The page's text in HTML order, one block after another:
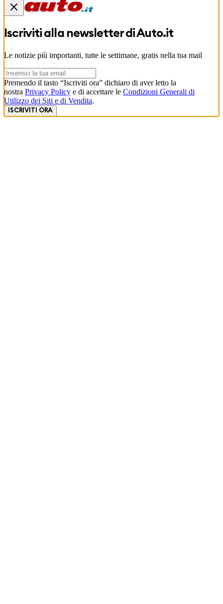
Iscriviti alla newsletter diAuto.it
Le notizie più importanti, tutte le settimane, gratis nella tua mail
Premendo il tasto “Iscriviti ora” dichiaro di aver letto la
nostra Privacy Policy e di accettare le Condizioni Generali di
Utilizzo dei Siti e di Vendita.
ISCRIVITI ORA